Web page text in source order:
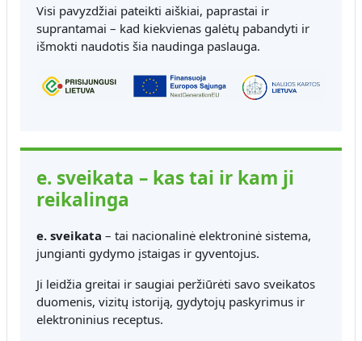
Visi pavyzdžiai pateikti aiškiai, paprastai ir
suprantamai – kad kiekvienas galėtų pabandyti ir
išmokti naudotis šia naudinga paslauga.
e. sveikata – kas tai ir kam ji
reikalinga
e. sveikata – tai nacionalinė elektroninė sistema,
jungianti gydymo įstaigas ir gyventojus.
Ji leidžia greitai ir saugiai peržiūrėti savo sveikatos
duomenis, vizitų istoriją, gydytojų paskyrimus ir
elektroninius receptus.